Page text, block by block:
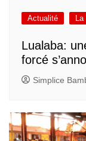
Actualité La
Lualaba:
forcé
Simplice